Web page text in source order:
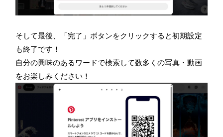
そして最後、「完了」ボタンをクリックすると初期設定
も終了です！
自分の興味のあるワードで検索して数多くの写真・動画
をお楽しみください！